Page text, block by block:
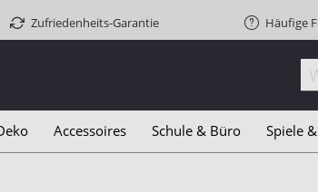
Zufriedenheits-Garantie Häufige
Accessoires Schule & Büro Spiele